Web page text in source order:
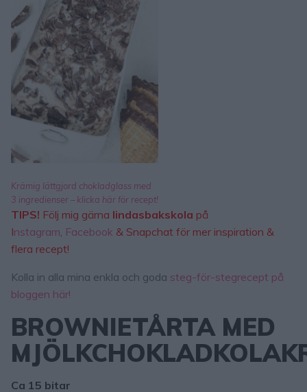
Krämig lättgjord chokladglass med
3 ingredienser – klicka här för recept!
TIPS! Följ mig gärna lindasbakskola på
Instagram, Facebook & Snapchat för mer inspiration &
flera recept!
Kolla in alla mina enkla och goda steg-för-stegrecept på
bloggen här!
BROWNIETÅRTA MED
Ca 15 bitar